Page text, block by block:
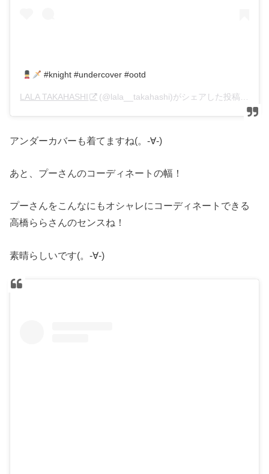
#knight #undercover #ootd
LALA TAKAHASHI (@lala__takahashi)がシェアした投稿 –
アンダーカバーも着てますね(。-∀-)
あと、プーさんのコーディネートの幅！
プーさんをこんなにもオシャレにコーディネートできる
高橋ららさんのセンスね！
素晴らしいです(。-∀-)